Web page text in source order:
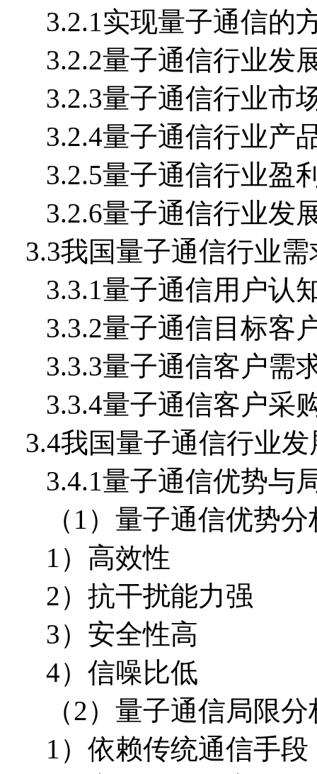
3.2.1实现量子通信的
3.2.2量子通信行业发
3.2.3量子通信行业市
3.2.4量子通信行业产
3.2.5量子通信行业盈
3.2.6量子通信行业发
3.3我国量子通信行业
3.3.1量子通信用户认
3.3.2量子通信目标客
3.3.3量子通信客户需
3.3.4量子通信客户采
3.4我国量子通信行业
3.4.1量子通信优势与
（1）量子通信优势分
1）高效性
2）抗干扰能力强
3）安全性高
4）信噪比低
（2）量子通信局限分
1）依赖传统通信手段